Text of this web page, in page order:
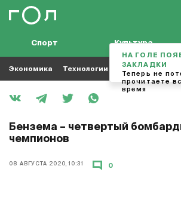
Спорт Культура
Экономика Технологии Кино Футбол
Бензема – четвертый
чемпионов
08 АВГУСТА 2020, 10:31 0
НА ГОЛЕ
ЗАКЛАДКИ
Теперь не
прочитаете
время